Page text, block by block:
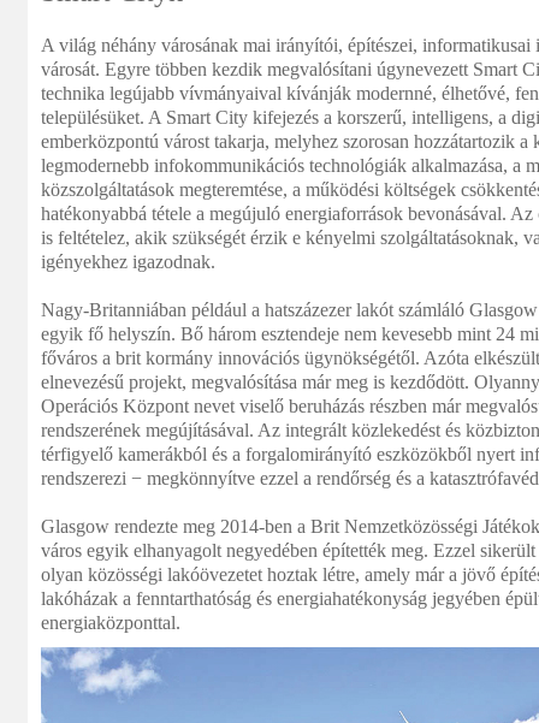
A világ néhány városának mai irányítói, építészei,
városát. Egyre többen kezdik megvalósítani úgynevezett Smart
technika legújabb vívmányaival kívánják modernné, élhetővé,
településüket. A Smart City kifejezés a korszerű, intelligens, a
emberközpontú várost takarja, melyhez szorosan hozzátartozik a
legmodernebb infokommunikációs technológiák alkalmazása, a
közszolgáltatások megteremtése, a működési költségek
hatékonyabbá tétele a megújuló energiaforrások bevonásával.
is feltételez, akik szükségét érzik e kényelmi szolgáltatásoknak,
igényekhez igazodnak.
Nagy-Britanniában például a hatszázezer lakót számláló
egyik fő helyszín. Bő három esztendeje nem kevesebb mint 24
főváros a brit kormány innovációs ügynökségétől. Azóta
elnevezésű projekt, megvalósítása már meg is kezdődött.
Operációs Központ nevet viselő beruházás részben már
rendszerének megújításával. Az integrált közlekedést és
térfigyelő kamerákból és a forgalomirányító eszközökből nyert
rendszerezi − megkönnyítve ezzel a rendőrség és a
Glasgow rendezte meg 2014-ben a Brit Nemzetközösségi
város egyik elhanyagolt negyedében építették meg. Ezzel
olyan közösségi lakóövezetet hoztak létre, amely már a jövő
lakóházak a fenntarthatóság és energiahatékonyság jegyében
energiaközponttal.